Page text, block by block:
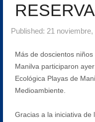
Published: 21 noviembre,
Más de doscientos
Manilva participaron
Ecológica Playas de
Medioambiente.
Gracias a la iniciativa de